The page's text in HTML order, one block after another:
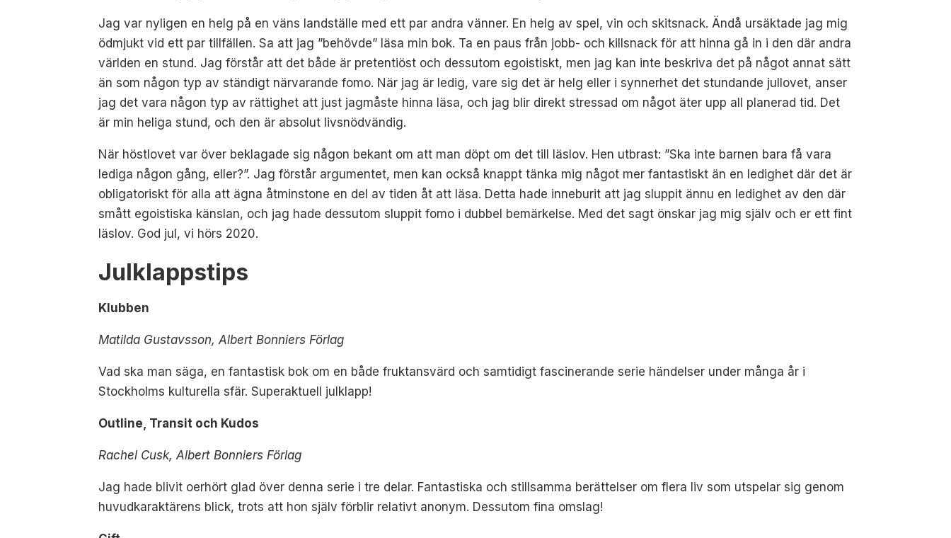
Jag var nyligen en helg på en väns landställe med ett par andra vänner. En helg av spel, vin och skitsnack. Ändå ursäktade jag mig
ödmjukt vid ett par tillfällen. Sa att jag ”behövde” läsa min bok. Ta en paus från jobb- och killsnack för att hinna gå in i den där andra
världen en stund. Jag förstår att det både är pretentiöst och dessutom egoistiskt, men jag kan inte beskriva det på något annat sätt
än som någon typ av ständigt närvarande fomo. När jag är ledig, vare sig det är helg eller i synnerhet det stundande jullovet, anser
jag det vara någon typ av rättighet att just jagmåste hinna läsa, och jag blir direkt stressad om något äter upp all planerad tid. Det
är min heliga stund, och den är absolut livsnödvändig.
När höstlovet var över beklagade sig någon bekant om att man döpt om det till läslov. Hen utbrast: ”Ska inte barnen bara få vara
lediga någon gång, eller?”. Jag förstår argumentet, men kan också knappt tänka mig något mer fantastiskt än en ledighet där det är
obligatoriskt för alla att ägna åtminstone en del av tiden åt att läsa. Detta hade inneburit att jag sluppit ännu en ledighet av den där
smått egoistiska känslan, och jag hade dessutom sluppit fomo i dubbel bemärkelse. Med det sagt önskar jag mig själv och er ett fint
läslov. God jul, vi hörs 2020.
Julklappstips
Klubben
Matilda Gustavsson, Albert Bonniers Förlag
Vad ska man säga, en fantastisk bok om en både fruktansvärd och samtidigt fascinerande serie händelser under många år i
Stockholms kulturella sfär. Superaktuell julklapp!
Outline, Transit och Kudos
Rachel Cusk, Albert Bonniers Förlag
Jag hade blivit oerhört glad över denna serie i tre delar. Fantastiska och stillsamma berättelser om flera liv som utspelar sig genom
huvudkaraktärens blick, trots att hon själv förblir relativt anonym. Dessutom fina omslag!